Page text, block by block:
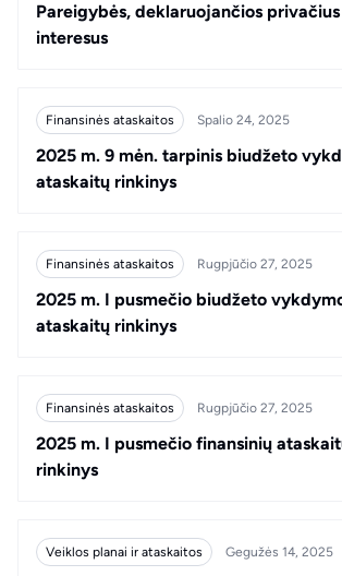
Pareigybės, deklaruojančios privačius
interesus
Finansinės ataskaitos Spalio 24, 2025
2025 m. 9 mėn. tarpinis biudžeto
ataskaitų rinkinys
Finansinės ataskaitos Rugpjūčio 27, 2025
2025 m. I pusmečio biudžeto
ataskaitų rinkinys
Finansinės ataskaitos Rugpjūčio 27, 2025
2025 m. I pusmečio finansinių
rinkinys
Veiklos planai ir ataskaitos Gegužės 14, 2025